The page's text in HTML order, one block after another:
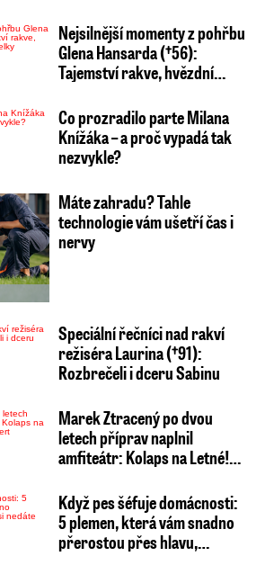
Nejsilnější momenty z pohřbu
Glena Hansarda (†56):
Tajemství rakve, hvězdní…
Co prozradilo parte Milana
Knížáka – a proč vypadá tak
nezvykle?
Máte zahradu? Tahle
technologie vám ušetří čas i
nervy
Speciální řečníci nad rakví
režiséra Laurina (†91):
Rozbrečeli i dceru Sabinu
Marek Ztracený po dvou
letech příprav naplnil
amfiteátr: Kolaps na Letné!…
Když pes šéfuje domácnosti:
5 plemen, která vám snadno
přerostou přes hlavu,…